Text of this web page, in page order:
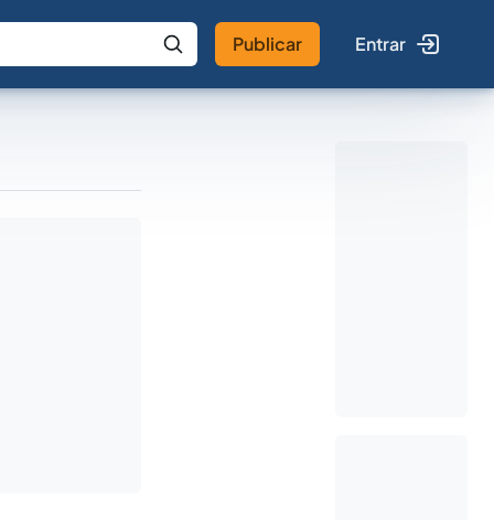
IA Buscar no Jus
Publicar Entrar